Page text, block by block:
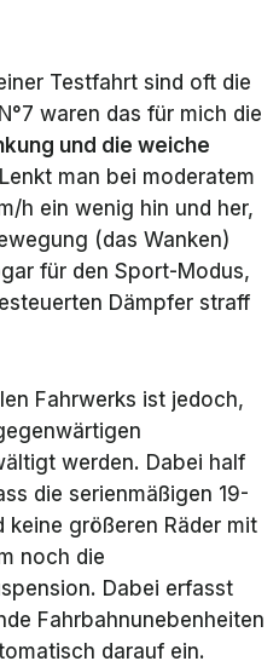
Testfahrt sind oft die
waren das für mich die
und die weiche
man bei moderatem
h ein wenig hin und her,
(das Wanken)
für den Sport-Modus,
Dämpfer straff
Fahrwerks ist jedoch,
werden. Dabei half
die serienmäßigen 19-
größeren Räder mit
noch die
Dabei erfasst
Fahrbahnunebenheiten
darauf ein.